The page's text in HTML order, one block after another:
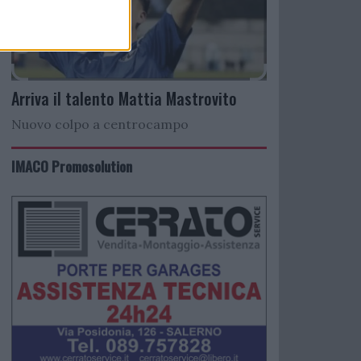
Arriva il talento Mattia Mastrovito
Nuovo colpo a centrocampo
IMACO Promosolution